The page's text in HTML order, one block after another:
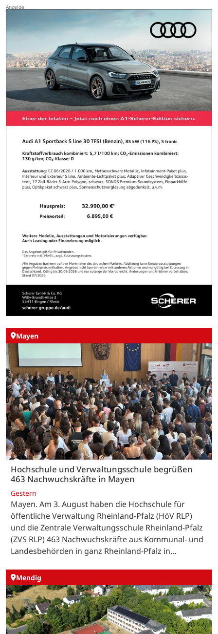
Mayen
Hochschule und Verwaltungsschule begrüßen
463 Nachwuchskräfte in Mayen
Gestern
Mayen. Am 3. August haben die Hochschule für
öffentliche Verwaltung Rheinland-Pfalz (HöV RLP)
und die Zentrale Verwaltungsschule Rheinland-Pfalz
(ZVS RLP) 463 Nachwuchskräfte aus Kommunal- und
Landesbehörden in ganz Rheinland-Pfalz in…
Mendig